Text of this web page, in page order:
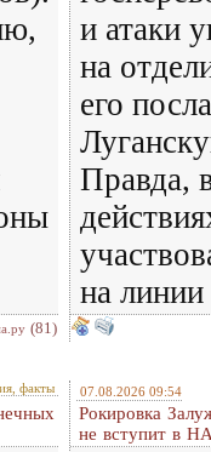
(81)
и атаки
на
его
Правда,
на
факты 07.08.2026 09:54
Рокировка
не вступит в